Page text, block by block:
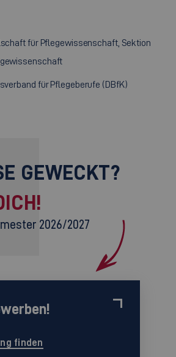
für Pflegewissenschaft, Sektion
für Pflegeberufe (DBfK)
GEWECKT?
2026/2027
finden